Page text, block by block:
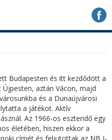
Budapesten és itt kezdődött a
aztán Vácon, majd
és a Dunaújvárosi
a játékot. Aktív
Az 1966-os esztendő egy
életében, hiszen ekkor a